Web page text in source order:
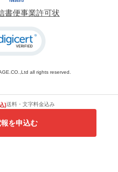
書便事業許可状
all rights reserved.
)送料・文字料金込み
を申込む